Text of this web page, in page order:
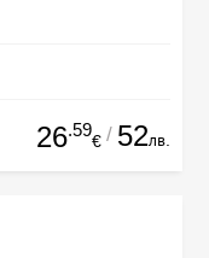
26.59
€ / 52лв.